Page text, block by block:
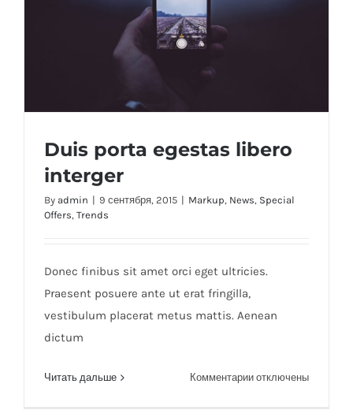
Duis porta egestas libero
interger
By admin | 9 сентября, 2015 | Markup, News, Special
Offers, Trends
Donec finibus sit amet orci eget ultricies.
Praesent posuere ante ut erat fringilla,
vestibulum placerat metus mattis. Aenean
dictum
Читать дальше Комментариикотключены